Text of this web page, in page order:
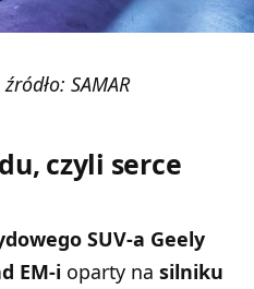
SAMAR
czyli serce
SUV-a Geely
EM-i oparty na silniku